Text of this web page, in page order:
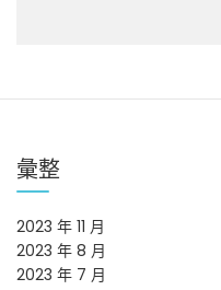
彙整
2023 年 11 月
2023 年 8 月
2023 年 7 月